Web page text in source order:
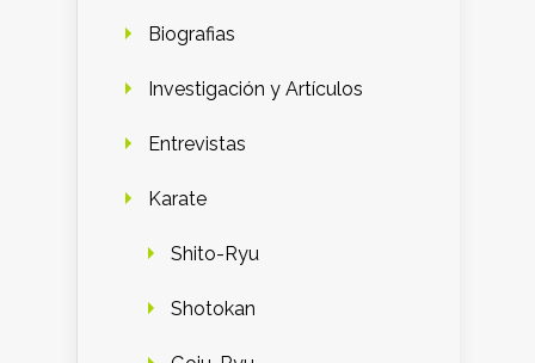
Biografias
Investigación y Artículos
Entrevistas
Karate
Shito-Ryu
Shotokan